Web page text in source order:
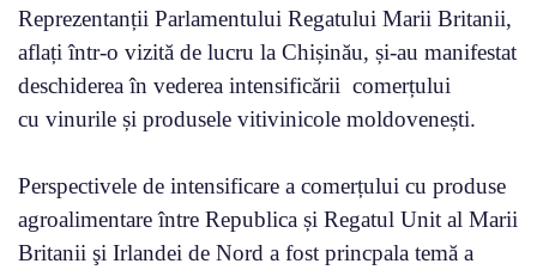
Reprezentanții Parlamentului Regatului Marii Britanii,
aflați într-o vizită de lucru la Chișinău, și-au manifestat
deschiderea în vederea intensificării comerțului
cu vinurile și produsele vitivinicole moldovenești.
Perspectivele de intensificare a comerțului cu produse
agroalimentare între Republica și Regatul Unit al Marii
Britanii şi Irlandei de Nord a fost princpala temă a